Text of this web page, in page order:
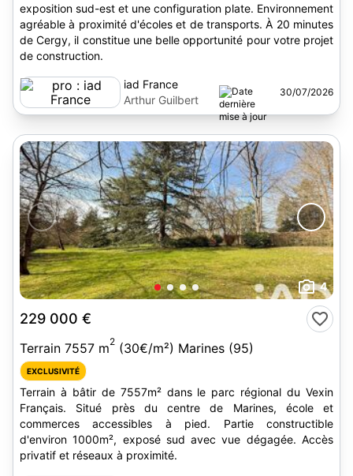
exposition sud-est et une configuration plate. Environnement
agréable à proximité d'écoles et de transports. À 20 minutes
de Cergy, il constitue une belle opportunité pour votre projet
de construction.
iad France
Arthur Guilbert
30/07/2026
4
229 000 €
Terrain 7557 m2 (30€/m²) Marines (95)
EXCLUSIVITÉ
Terrain à bâtir de 7557m² dans le parc régional du Vexin
Français. Situé près du centre de Marines, école et
commerces accessibles à pied. Partie constructible
d'environ 1000m², exposé sud avec vue dégagée. Accès
privatif et réseaux à proximité.